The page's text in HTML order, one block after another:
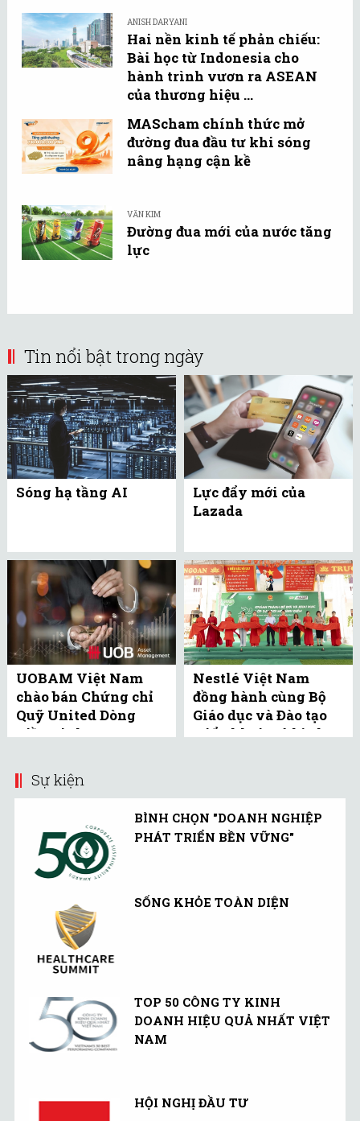
ANISH DARYANI
Hai nền kinh tế phản chiếu:
Bài học từ Indonesia cho
hành trình vươn ra ASEAN
của thương hiệu ...
MAScham chính thức mở
đường đua đầu tư khi sóng
nâng hạng cận kề
VĂN KIM
Đường đua mới của nước tăng
lực
Tin nổi bật trong ngày
Sóng hạ tầng AI
Lực đẩy mới của
Lazada
UOBAM Việt Nam
chào bán Chứng chỉ
Quỹ United Dòng
Tiền Linh Hoạt
Nestlé Việt Nam
đồng hành cùng Bộ
Giáo dục và Đào tạo
triển khai mô hình
Sự kiện
BÌNH CHỌN "DOANH NGHIỆP
PHÁT TRIỂN BỀN VỮNG"
SỐNG KHỎE TOÀN DIỆN
TOP 50 CÔNG TY KINH
DOANH HIỆU QUẢ NHẤT VIỆT
NAM
HỘI NGHỊ ĐẦU TƯ